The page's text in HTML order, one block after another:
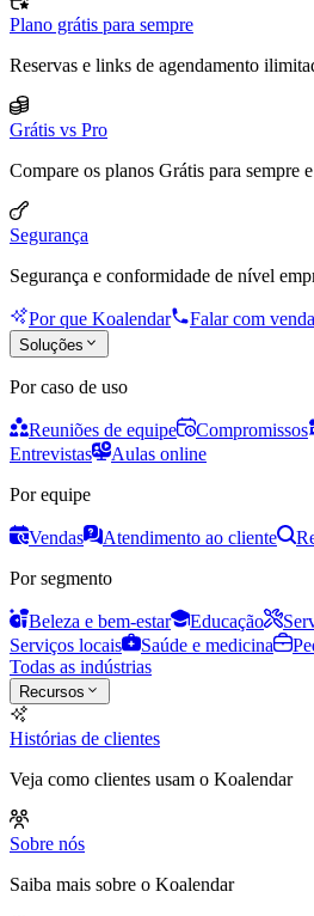
Plano grátis para sempre
Reservas e links de agendamento
Grátis vs Pro
Compare os planos Grátis para sempre
Segurança
Segurança e conformidade de nível
Por que Koalendar Falar com
Soluções
Por caso de uso
Reuniões de equipe Compromissos
Entrevistas
Aulas online
Por equipe
Vendas Atendimento ao cliente
Por segmento
Beleza e bem-estar Educação
Serviços locais
Saúde e medicina
Todas as indústrias
Recursos
Histórias de clientes
Veja como clientes usam o Koalendar
Sobre nós
Saiba mais sobre o Koalendar